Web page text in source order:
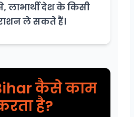
लाभार्थी देश के किसी
ले सकते हैं।
कैसे काम
है?